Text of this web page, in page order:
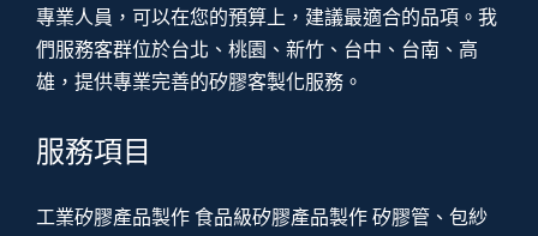
專業人員，可以在您的預算上，建議最適合的品項。我
們服務客群位於台北、桃園、新竹、台中、台南、高
雄，提供專業完善的矽膠客製化服務。
服務項目
工業矽膠產品製作 食品級矽膠產品製作 矽膠管、包紗